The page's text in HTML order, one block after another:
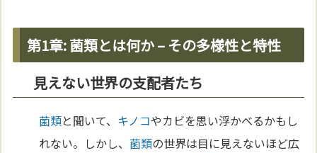
第1章: 菌類とは何か – その多様性と特性
見えない世界の支配者たち
菌類と聞いて、 キノコやカビを思い浮かべるかもし
れない。しかし、 菌類の世界は目に見えないほど広